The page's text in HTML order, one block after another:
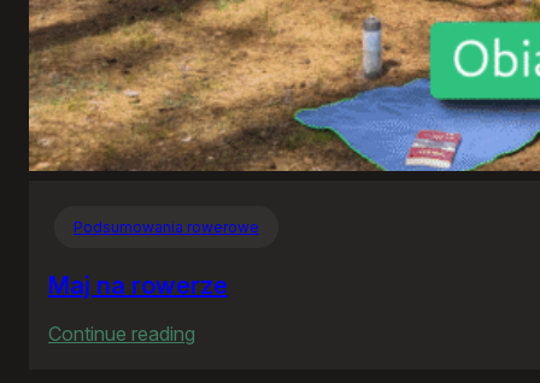
Podsumowania rowerowe
Maj na rowerze
Continue reading